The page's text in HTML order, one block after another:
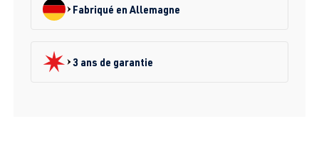
Fabriqué en Allemagne
3 ans de garantie